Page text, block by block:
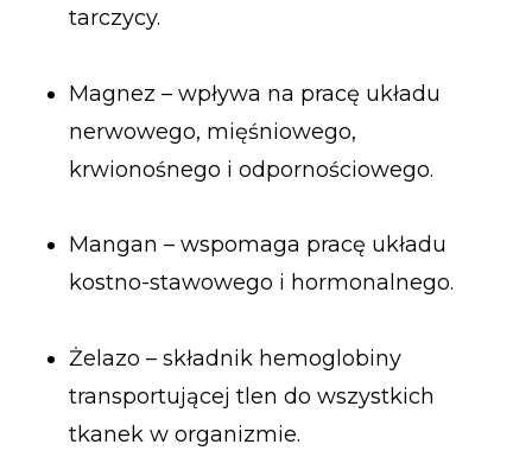
tarczycy.
Magnez – wpływa na pracę układu
nerwowego, mięśniowego,
krwionośnego i odpornościowego.
Mangan – wspomaga pracę układu
kostno-stawowego i hormonalnego.
Żelazo – składnik hemoglobiny
transportującej tlen do wszystkich
tkanek w organizmie.